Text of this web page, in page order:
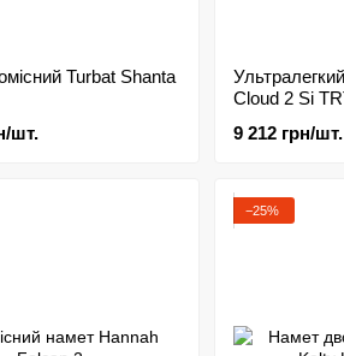
Turbat Shanta
шт.
Cloud 2 Si
9 212 грн/шт.
−25%